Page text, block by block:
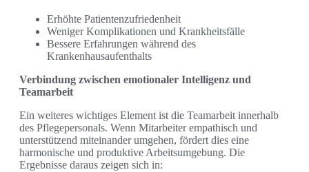
Erhöhte Patientenzufriedenheit
Weniger Komplikationen und Krankheitsfälle
Bessere Erfahrungen während des
Krankenhausaufenthalts
Verbindung zwischen emotionaler Intelligenz und
Teamarbeit
Ein weiteres wichtiges Element ist die Teamarbeit innerhalb
des Pflegepersonals. Wenn Mitarbeiter empathisch und
unterstützend miteinander umgehen, fördert dies eine
harmonische und produktive Arbeitsumgebung. Die
Ergebnisse daraus zeigen sich in: